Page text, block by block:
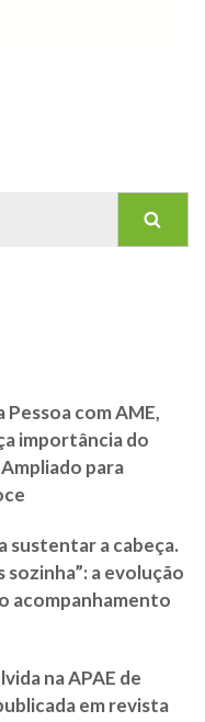
Pessoa com AME,
importância do
para
sustentar a cabeça.
sozinha”: a evolução
acompanhamento
na APAE de
em revista